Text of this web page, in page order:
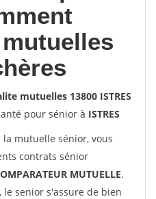
mutuelles 13800 ISTRES
pour sénior à ISTRES
mutuelle sénior, vous
contrats sénior
MUTUELLE.
senior s'assure de bien